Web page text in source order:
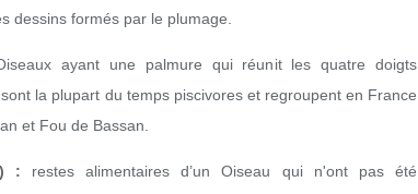
dessins formés par le plumage.
ayant une palmure qui réunit les quatre doigts
la plupart du temps piscivores et regroupent en France
et Fou de Bassan.
: restes alimentaires d’un Oiseau qui n'ont pas été